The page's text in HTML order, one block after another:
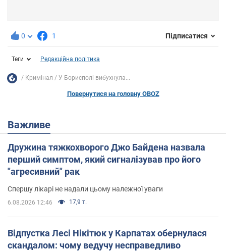
0 1 Підписатися
Теги Редакційна політика
Кримінал У Борисполі вибухнула...
Повернутися на головну OBOZ
Важливе
Дружина тяжкохворого Джо Байдена назвала
перший симптом, який сигналізував про його
"агресивний" рак
Спершу лікарі не надали цьому належної уваги
6.08.2026 12:46 17,9 т.
Відпустка Лесі Нікітюк у Карпатах обернулася
скандалом: чому ведучу несправедливо